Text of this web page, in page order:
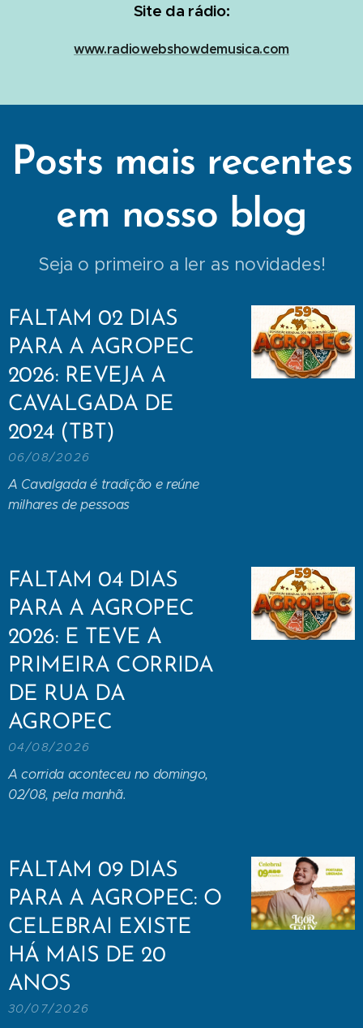
Site da rádio:
www.radiowebshowdemusica.com
Posts mais recentes
em nosso blog
Seja o primeiro a ler as novidades!
FALTAM 02 DIAS
PARA A AGROPEC
2026: REVEJA A
CAVALGADA DE
2024 (TBT)
06/08/2026
A Cavalgada é tradição e reúne
milhares de pessoas
FALTAM 04 DIAS
PARA A AGROPEC
2026: E TEVE A
PRIMEIRA CORRIDA
DE RUA DA
AGROPEC
04/08/2026
A corrida aconteceu no domingo,
02/08, pela manhã.
FALTAM 09 DIAS
PARA A AGROPEC: O
CELEBRAI EXISTE
HÁ MAIS DE 20
ANOS
30/07/2026